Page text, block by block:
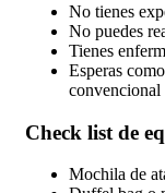
No tienes
No puedes
Tienes
Esperas
convencional
Check list de
Mochila de